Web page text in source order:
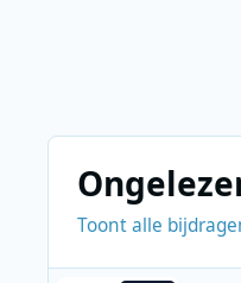
Toont alle